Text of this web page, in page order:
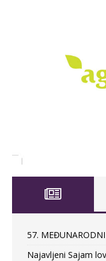
57.
Najavljeni Sajam